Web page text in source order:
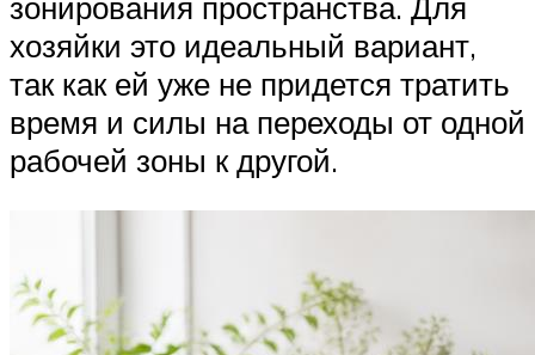
хозяйки это идеальный вариант,
так как ей уже не придется тратить
время и силы на переходы от одной
рабочей зоны к другой.